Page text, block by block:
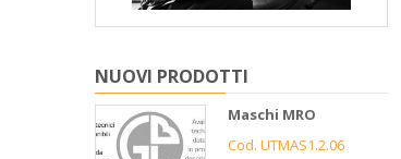
NUOVI PRODOTTI
Maschi MRO
Cod. UTMAS1.2.06